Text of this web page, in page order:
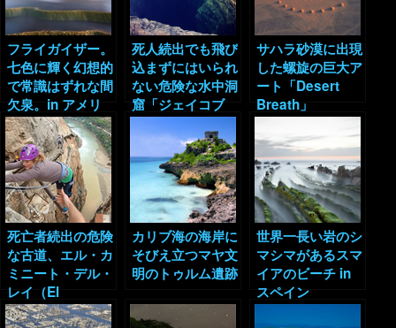
フライガイザー。
七色に輝く幻想的
で常識はずれな間
欠泉。in アメリ
カ
死人続出でも飛び
込まずにはいられ
ない危険な水中洞
窟「ジェイコブ
ス・ウェル」
サハラ砂漠に出現
した螺旋の巨大ア
ート「Desert
Breath」
死亡者続出の危険
な古道、エル・カ
ミニート・デル・
レイ（El
Caminito del
カリブ海の海岸に
そびえ立つマヤ文
明のトゥルム遺跡
世界一長い岩のシ
マシマがあるスマ
イアのビーチ in
スペイン